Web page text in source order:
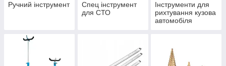
Ручний інструмент
Спец інструмент
для СТО
Інструменти для
рихтування кузова
автомобіля